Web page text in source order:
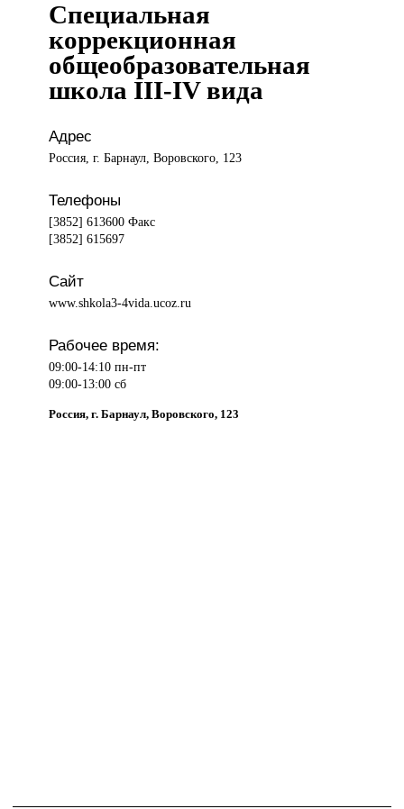
Специальная
коррекционная
общеобразовательная
школа III-IV вида
Адрес
Россия, г. Барнаул, Воровского, 123
Телефоны
[3852] 613600 Факс
[3852] 615697
Сайт
www.shkola3-4vida.ucoz.ru
Рабочее время:
09:00-14:10 пн-пт
09:00-13:00 сб
Россия, г. Барнаул, Воровского, 123